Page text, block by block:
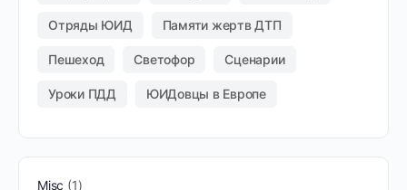
Отряды ЮИД Памяти жертв ДТП
Пешеход Светофор Сценарии
Уроки ПДД ЮИДовцы в Европе
Misc
1